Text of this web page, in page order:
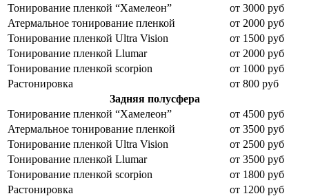
Тонирование пленкой “Хамелеон”
от 3000 руб
Атермальное тонирование пленкой
от 2000 руб
Тонирование пленкой Ultra Vision
от 1500 руб
Тонирование пленкой Llumar
от 2000 руб
Тонирование пленкой scorpion
от 1000 руб
Растонировка
от 800 руб
Задняя полусфера
Тонирование пленкой “Хамелеон”
от 4500 руб
Атермальное тонирование пленкой
от 3500 руб
Тонирование пленкой Ultra Vision
от 2500 руб
Тонирование пленкой Llumar
от 3500 руб
Тонирование пленкой scorpion
от 1800 руб
Растонировка
от 1200 руб